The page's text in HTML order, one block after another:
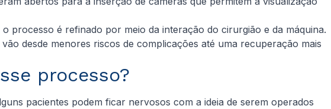
processo é refinado por meio da interação do cirurgião e da máquina.
desde menores riscos de complicações até uma recuperação mais
processo?
pacientes podem ficar nervosos com a ideia de serem operados